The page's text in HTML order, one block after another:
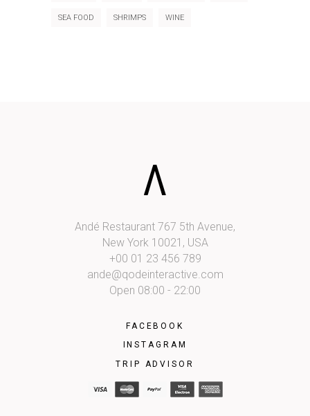
SEA FOOD SHRIMPS WINE
Andé Restaurant 767 5th Avenue,
New York 10021, USA
+00 01 23 456 789
ande@qodeinteractive.com
Open 08:00 - 22:00
FACEBOOK
INSTAGRAM
TRIP ADVISOR